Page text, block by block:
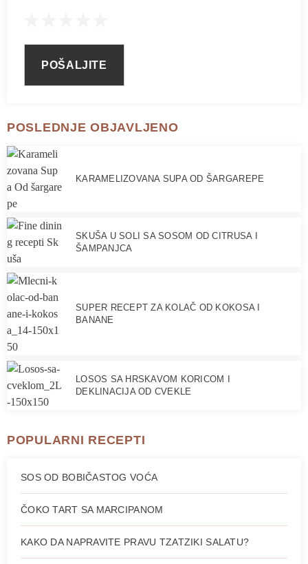
POSLEDNJE OBJAVLJENO
KARAMELIZOVANA SUPA OD ŠARGAREPE
SKUŠA U SOLI SA SOSOM OD CITRUSA I
ŠAMPANJCA
SUPER RECEPT ZA KOLAČ OD KOKOSA I
BANANE
LOSOS SA HRSKAVOM KORICOM I
DEKLINACIJA OD CVEKLE
POPULARNI RECEPTI
SOS OD BOBIČASTOG VOĆA
ČOKO TART SA MARCIPANOM
KAKO DA NAPRAVITE PRAVU TZATZIKI SALATU?